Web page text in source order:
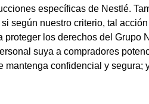
específicas de Nestlé.
según nuestro criterio, tal
los derechos del
suya a compradores
confidencial y